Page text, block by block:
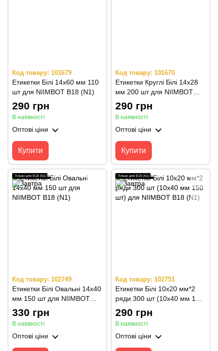
Код товару: 101679
Етикетки Білі 14х60 мм 110
шт для NIIMBOT B18 (N1)
290 грн
В наявності
Оптові ціни
Купити
Код товару: 101670
Етикетки Круглі Білі 14х28
мм 200 шт для NIIMBOT
B18 (N1)
290 грн
В наявності
Оптові ціни
Купити
Тільки для B18 (N1)
Код товару: 102749
Етикетки Білі Овальні 14х40
мм 150 шт для NIIMBOT
B18 (N1)
330 грн
В наявності
Оптові ціни
Тільки для B18 (N1)
Код товару: 102751
Етикетки Білі 10x20 мм*2
ряди 300 шт (10x40 мм 150
шт) для NIIMBOT B18 (N1)
290 грн
В наявності
Оптові ціни